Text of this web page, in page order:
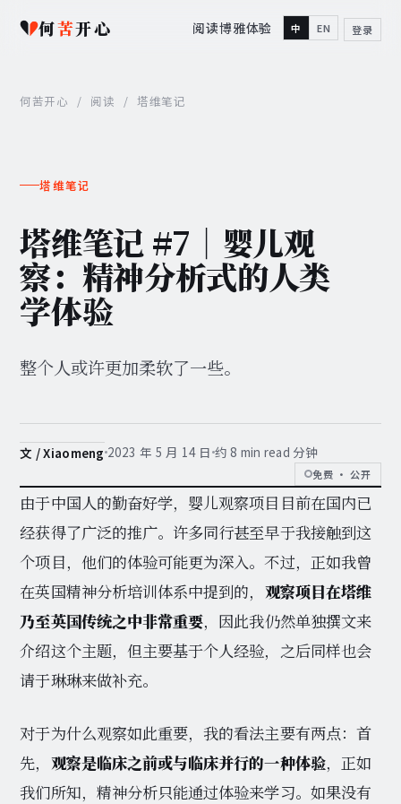
何苦开心 阅读博雅体验 中 EN 登录
何苦开心 / 阅读 / 塔维笔记
塔维笔记
塔维笔记 #7｜婴儿观
察：精神分析式的人类
学体验
整个人或许更加柔软了一些。
文 / Xiaomeng 2023 年 5 月 14 日 约 8 min read 分钟
免费 · 公开
由于中国人的勤奋好学，婴儿观察项目目前在国内已
经获得了广泛的推广。许多同行甚至早于我接触到这
个项目，他们的体验可能更为深入。不过，正如我曾
在英国精神分析培训体系中提到的， 观察项目在塔维
乃至英国传统之中非常重要，因此我仍然单独撰文来
介绍这个主题，但主要基于个人经验，之后同样也会
请于琳琳来做补充。
对于为什么观察如此重要，我的看法主要有两点：首
先， 观察是临床之前或与临床并行的一种体验，正如
我们所知，精神分析只能通过体验来学习。如果没有